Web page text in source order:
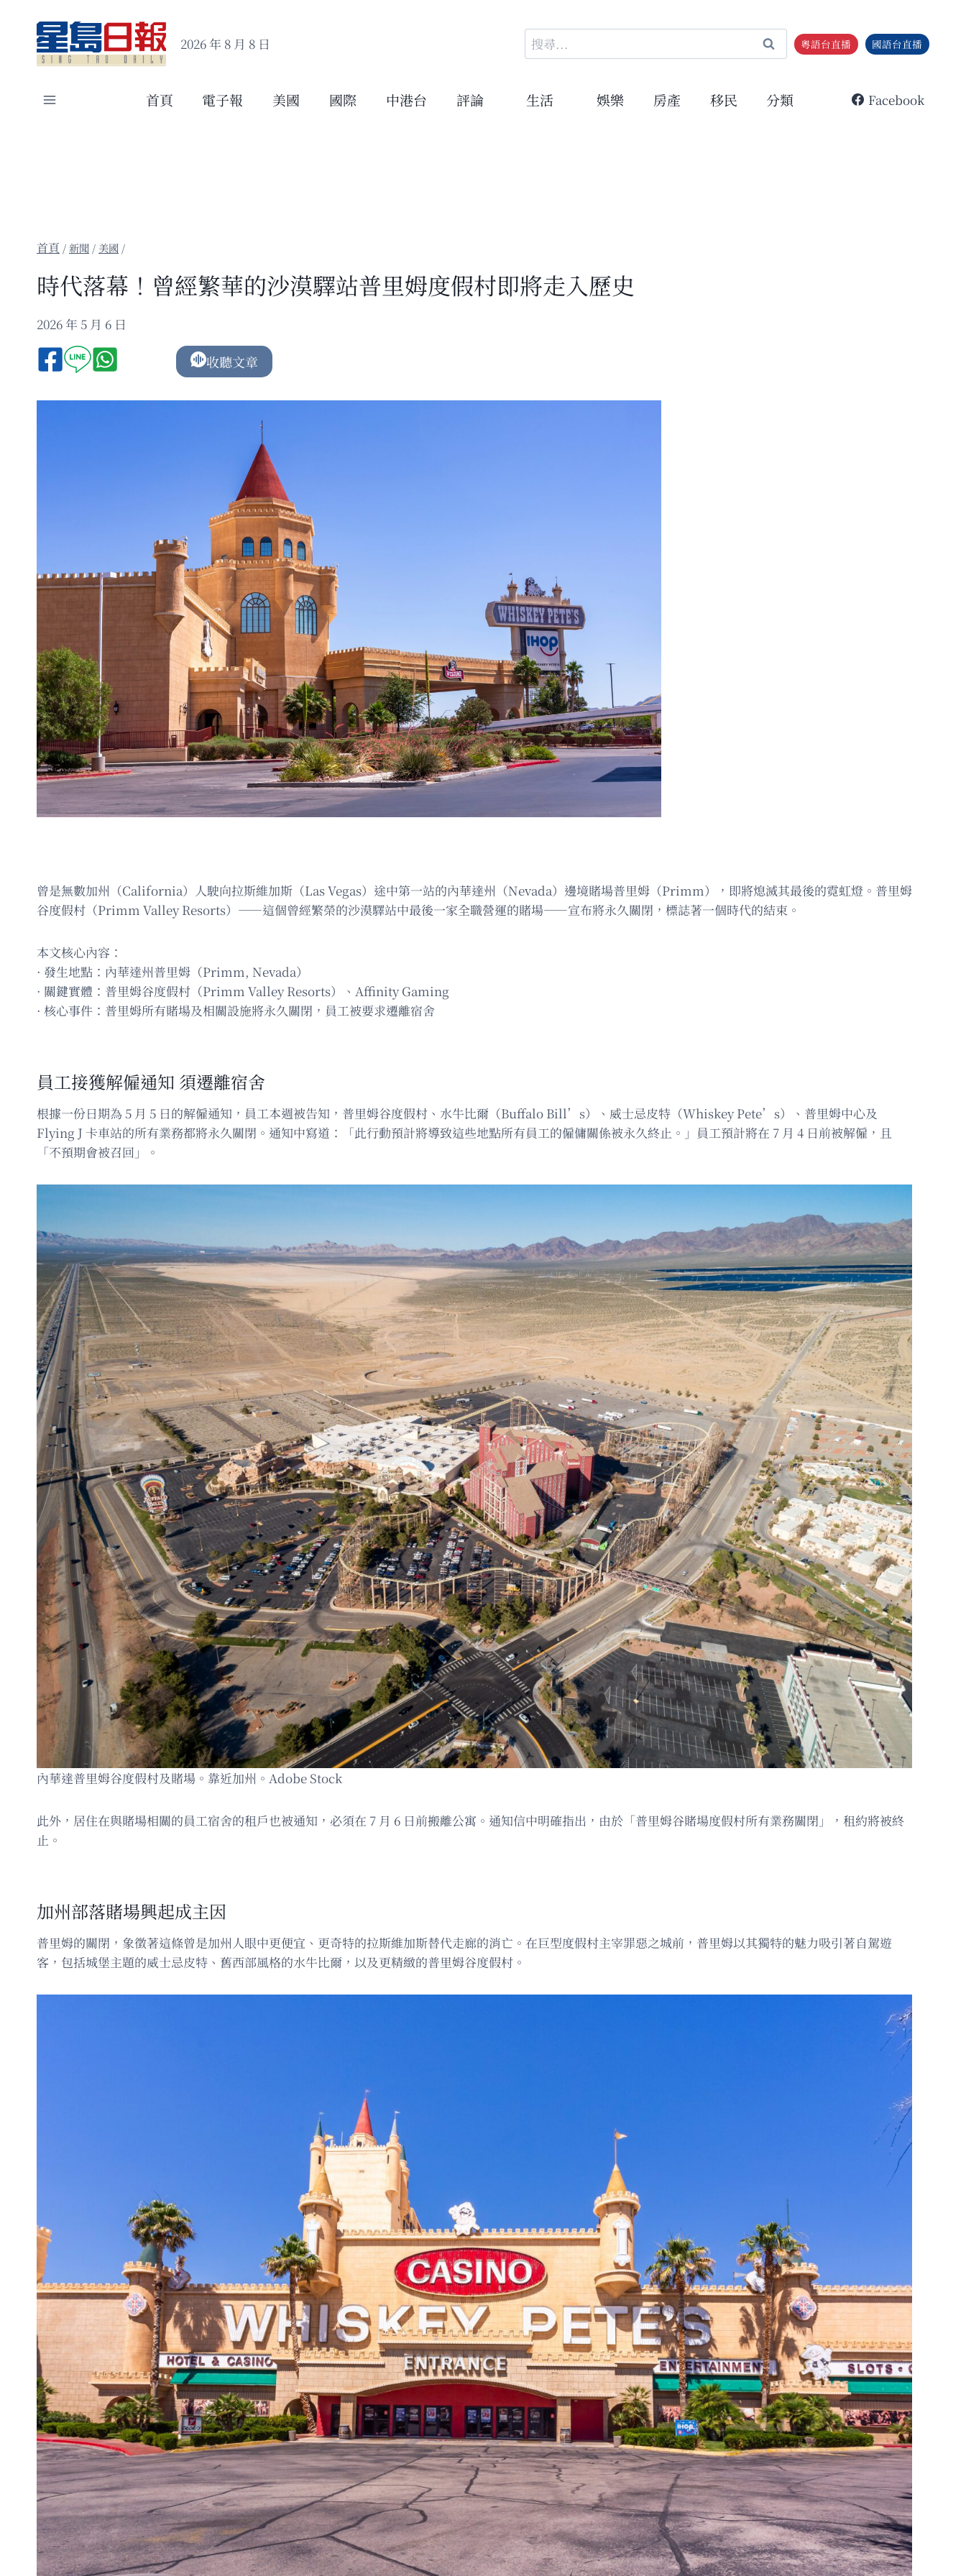
content
2026 年 8 月 8 日
搜
尋
鍵
粵語台直播 國語台直播
首頁 電子報 美國 國際 中港台 評論 生活 娛樂 房產 移民 分類 Facebook
/新聞 / 美國 /
時代落幕！曾經繁華的沙漠驛站普里姆度假村即將走入歷史
2026 年 5 月 6 日
收聽文章
曾是無數加州（California）人駛向拉斯維加斯（Las Vegas）途中第一站的內華達州（Nevada）邊境賭場普里姆（Primm），即將熄滅其最後的霓虹燈。普里姆
谷度假村（Primm Valley Resorts）——這個曾經繁榮的沙漠驛站中最後一家全職營運的賭場——宣布將永久關閉，標誌著一個時代的結束。
本文核心內容：
· 發生地點：內華達州普里姆（Primm, Nevada）
· 關鍵實體：普里姆谷度假村（Primm Valley Resorts）、Affinity Gaming
· 核心事件：普里姆所有賭場及相關設施將永久關閉，員工被要求遷離宿舍
員工接獲解僱通知 須遷離宿舍
根據一份日期為 5 月 5 日的解僱通知，員工本週被告知，普里姆谷度假村、水牛比爾（Buffalo Bill’s）、威士忌皮特（Whiskey Pete’s）、普里姆中心及
Flying J 卡車站的所有業務都將永久關閉。通知中寫道：「此行動預計將導致這些地點所有員工的僱傭關係被永久終止。」員工預計將在 7 月 4 日前被解僱，且
「不預期會被召回」。
內華達普里姆谷度假村及賭場。靠近加州。Adobe Stock
此外，居住在與賭場相關的員工宿舍的租戶也被通知，必須在 7 月 6 日前搬離公寓。通知信中明確指出，由於「普里姆谷賭場度假村所有業務關閉」，租約將被終
止。
加州部落賭場興起成主因
普里姆的關閉，象徵著這條曾是加州人眼中更便宜、更奇特的拉斯維加斯替代走廊的消亡。在巨型度假村主宰罪惡之城前，普里姆以其獨特的魅力吸引著自駕遊
客，包括城堡主題的威士忌皮特、舊西部風格的水牛比爾，以及更精緻的普里姆谷度假村。